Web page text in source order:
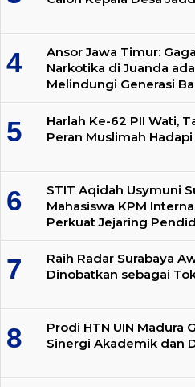
Ansor Jawa Timur:
Narkotika di Juanda
Melindungi Generasi
Harlah Ke-62 PII Wati,
Peran Muslimah Hadapi
STIT Aqidah Usymuni
Mahasiswa KPM
Perkuat Jejaring
Raih Radar Surabaya
Dinobatkan sebagai
Prodi HTN UIN Madura
Sinergi Akademik dan